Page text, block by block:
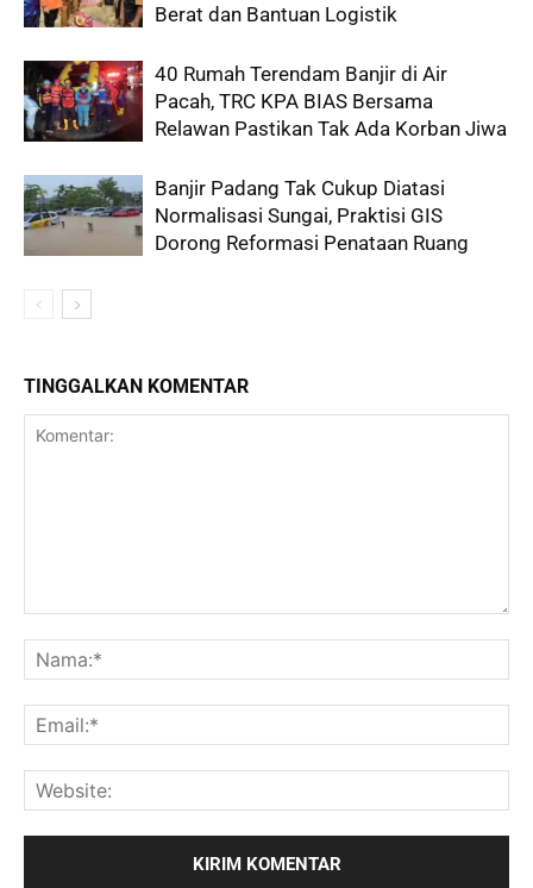
Berat dan Bantuan Logistik
40 Rumah Terendam Banjir di Air
Pacah, TRC KPA BIAS Bersama
Relawan Pastikan Tak Ada Korban Jiwa
Banjir Padang Tak Cukup Diatasi
Normalisasi Sungai, Praktisi GIS
Dorong Reformasi Penataan Ruang
TINGGALKAN KOMENTAR